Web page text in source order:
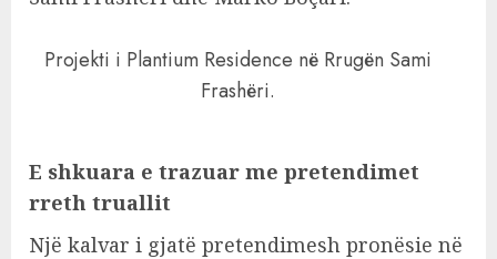
Projekti i Plantium Residence në Rrugën Sami
Frashëri.
E shkuara e trazuar me pretendimet
rreth truallit
Një kalvar i gjatë pretendimesh pronësie në